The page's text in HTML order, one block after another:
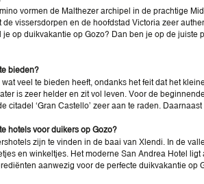
vormen de Malthezer archipel in de prachtige
de vissersdorpen en de hoofdstad Victoria zeer
je op duikvakantie op Gozo? Dan ben je op de
bieden?
veel te bieden heeft, ondanks het feit dat het
is zeer helder en zit vol leven. Voor de
citadel ‘Gran Castello’ zeer aan te raden.
hotels voor duikers op Gozo?
zijn te vinden in de baai van Xlendi. In de
en winkeltjes. Het moderne San Andrea Hotel
aanwezig voor de perfecte duikvakantie op